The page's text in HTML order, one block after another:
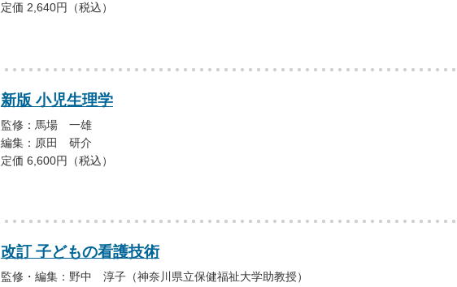
定価 2,640円（税込）
新版 小児生理学
監修：馬場 一雄
編集：原田 研介
定価 6,600円（税込）
改訂 子どもの看護技術
監修・編集：野中 淳子（神奈川県立保健福祉大学助教授）